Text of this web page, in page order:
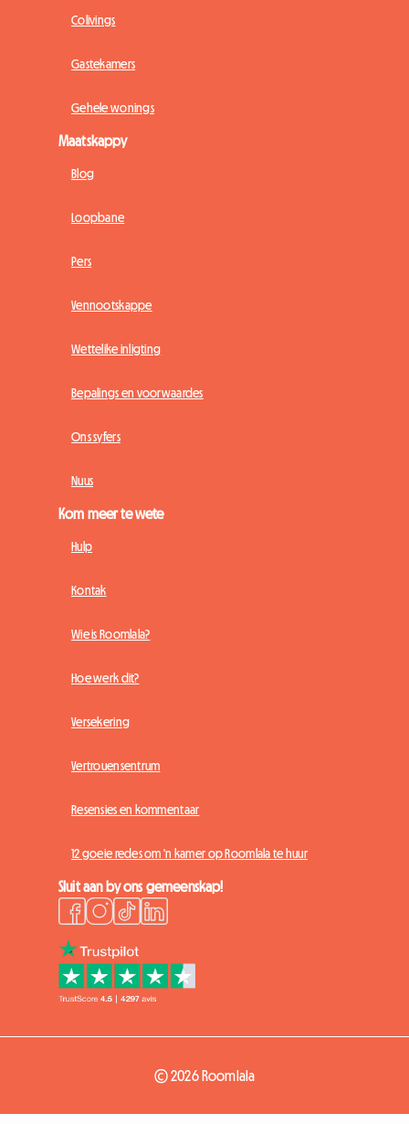
Colivings
Gastekamers
Gehele wonings
Maatskappy
Blog
Loopbane
Pers
Vennootskappe
Wettelike inligting
Bepalings en voorwaardes
Ons syfers
Nuus
Kom meer te wete
Hulp
Kontak
Wie is Roomlala?
Hoe werk dit?
Versekering
Vertrouensentrum
Resensies en kommentaar
12 goeie redes om 'n kamer op Roomlala te huur
Sluit aan by ons gemeenskap!
© 2026 Roomlala